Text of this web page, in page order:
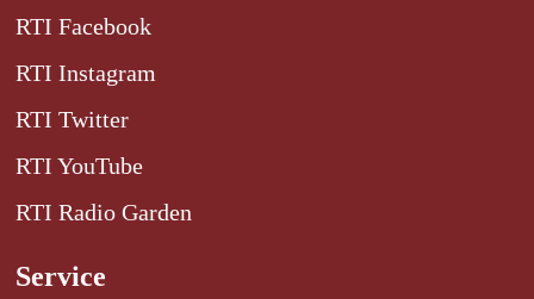
RTI Facebook
RTI Instagram
RTI Twitter
RTI YouTube
RTI Radio Garden
Service